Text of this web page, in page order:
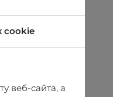
cookie
веб-сайта, а